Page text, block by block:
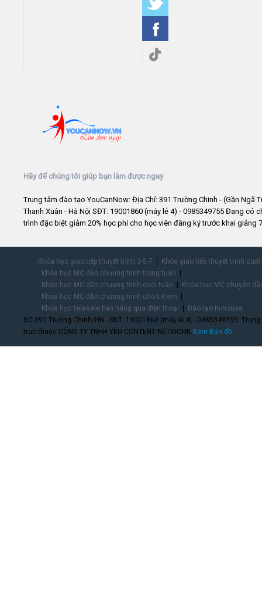
Hãy để chúng tôi giúp bạn làm được ngay
Trung tâm đào tạo YouCanNow: Địa Chỉ: 391 Trường Chinh - (Gần Ngã
Thanh Xuân - Hà Nội SĐT: 19001860 (máy lẻ 4) - 0985349755 Đang có
trình đặc biệt giảm 20% học phí cho học viên đăng ký trước khai giảng
Khóa học giao tiếp thuyết trình 3-5-7
Khóa giao tiếp thuyết trình
Khóa học MC dẫn chương trình trong tuần
Khóa học MC dẫn chương trình cuối tuần
Khóa học MC chuyên
Khóa học MC dẫn chương trình cho trẻ em
Khóa học telesale bán hàng qua điện thoại
Đào tạo In-house
ĐC:391 Trường Chinh/HN - SĐT: 19001860 (máy lẻ 4) - 0985349755.
trực thuộc CÔNG TY TNHH YÊU CONTENT NETWORK.Xem Bản đồ